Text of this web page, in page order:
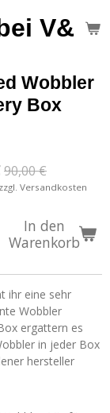
V&S
Wobbler
Box
90,00 €
Versandkosten
In den
Warenkorb
ihr eine sehr
Wobbler
ergattern es
in jeder Box
hersteller